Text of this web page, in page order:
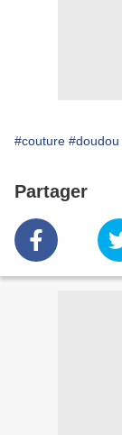
#couture #doudou
Partager